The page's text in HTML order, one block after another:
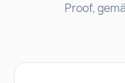
Proof,